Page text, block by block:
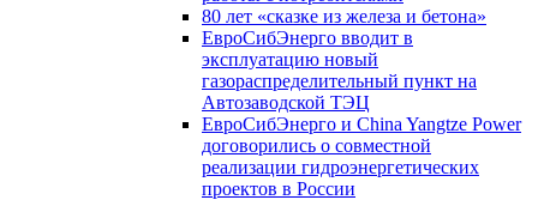
80 лет «сказке из железа и бетона»
ЕвроСибЭнерго вводит в
эксплуатацию новый
газораспределительный пункт на
Автозаводской ТЭЦ
ЕвроСибЭнерго и China Yangtze Power
договорились о совместной
реализации гидроэнергетических
проектов в России